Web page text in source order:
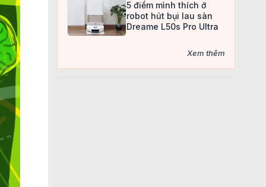
5 điểm mình thích ở
robot hút bụi lau sàn
Dreame L50s Pro Ultra
Xem thêm